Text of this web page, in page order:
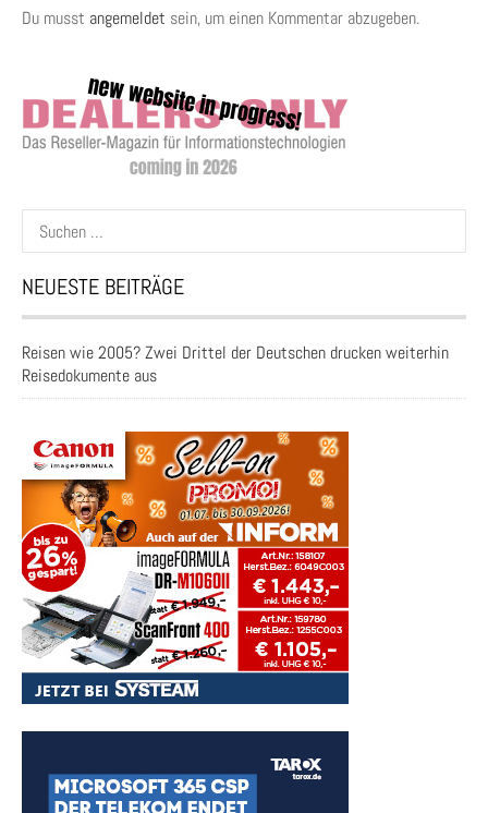
Du musst angemeldet sein, um einen Kommentar abzugeben.
Suchen
nach:
NEUESTE BEITRÄGE
Reisen wie 2005? Zwei Drittel der Deutschen drucken weiterhin
Reisedokumente aus